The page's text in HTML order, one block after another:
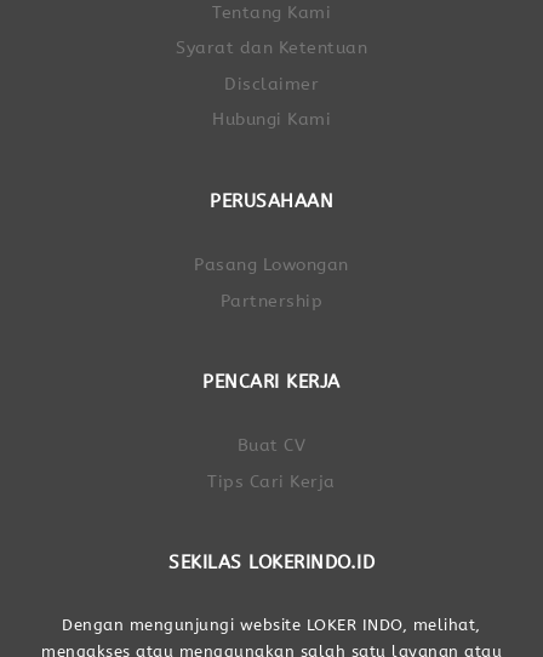
Tentang Kami
Syarat dan Ketentuan
Disclaimer
Hubungi Kami
PERUSAHAAN
Pasang Lowongan
Partnership
PENCARI KERJA
Buat CV
Tips Cari Kerja
SEKILAS LOKERINDO.ID
Dengan mengunjungi website LOKER INDO, melihat,
mengakses atau menggunakan salah satu layanan atau